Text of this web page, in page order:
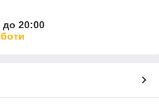
до 20:00